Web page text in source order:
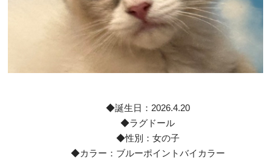
◆誕生日：2026.4.20
◆ラグドール
◆性別：女の子
◆カラー：ブルーポイントバイカラー